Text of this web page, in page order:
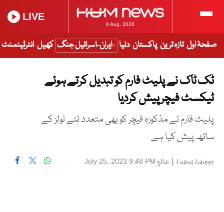
8 Aug, 2026
LIVE
صفحۂ اول تازہ ترین پاکستان دنیا ایران-اسرائیل جنگ کھیل انٹرٹینمنٹ
ٹک ٹاک نے پلیٹ فارم کو تبدیل کرتے ہوئے
ٹیکسٹ فیچر پیش کردیا
پلیٹ فارم نے مذکورہ فیچر کو بھی متعدد نئے ٹولز کے
ساتھ پیش کیا ہے
Faisal Zaheer
| شائع July 25, 2023 9:48 PM